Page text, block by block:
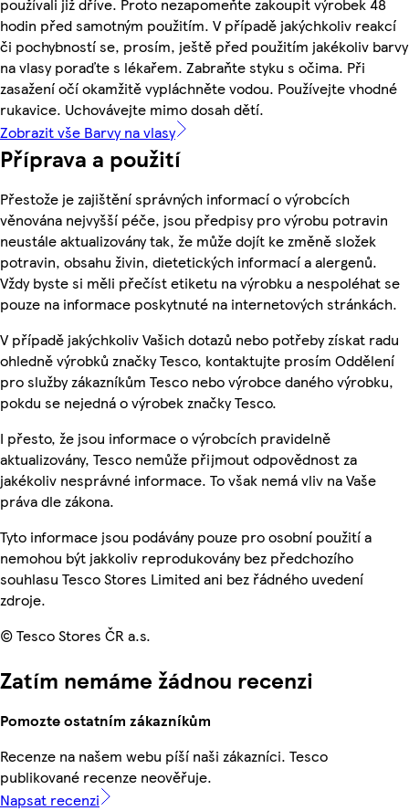
hodin před samotným použitím. V případě jakýchkoliv reakcí
či pochybností se, prosím, ještě před použitím jakékoliv barvy
na vlasy poraďte s lékařem. Zabraňte styku s očima. Při
zasažení očí okamžitě vypláchněte vodou. Používejte vhodné
rukavice. Uchovávejte mimo dosah dětí.
Zobrazit vše Barvy na vlasy
Příprava a použití
Přestože je zajištění správných informací o výrobcích
věnována nejvyšší péče, jsou předpisy pro výrobu potravin
neustále aktualizovány tak, že může dojít ke změně složek
potravin, obsahu živin, dietetických informací a alergenů.
Vždy byste si měli přečíst etiketu na výrobku a nespoléhat se
pouze na informace poskytnuté na internetových stránkách.
V případě jakýchkoliv Vašich dotazů nebo potřeby získat radu
ohledně výrobků značky Tesco, kontaktujte prosím Oddělení
pro služby zákazníkům Tesco nebo výrobce daného výrobku,
pokdu se nejedná o výrobek značky Tesco.
I přesto, že jsou informace o výrobcích pravidelně
aktualizovány, Tesco nemůže přijmout odpovědnost za
jakékoliv nesprávné informace. To však nemá vliv na Vaše
práva dle zákona.
Tyto informace jsou podávány pouze pro osobní použití a
nemohou být jakkoliv reprodukovány bez předchozího
souhlasu Tesco Stores Limited ani bez řádného uvedení
zdroje.
© Tesco Stores ČR a.s.
Zatím nemáme žádnou recenzi
Pomozte ostatním zákazníkům
Recenze na našem webu píší naši zákazníci. Tesco
publikované recenze neověřuje.
Napsat recenzi